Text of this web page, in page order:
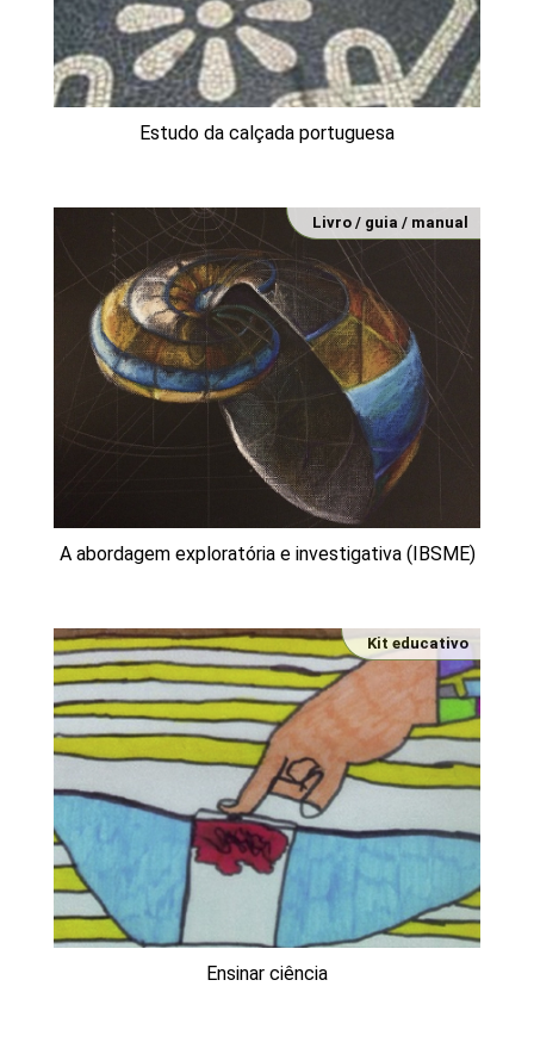
Estudo da calçada portuguesa
A abordagem exploratória e investigativa (IBSME)
Livro / guia / manual
Ensinar ciência
Kit educativo